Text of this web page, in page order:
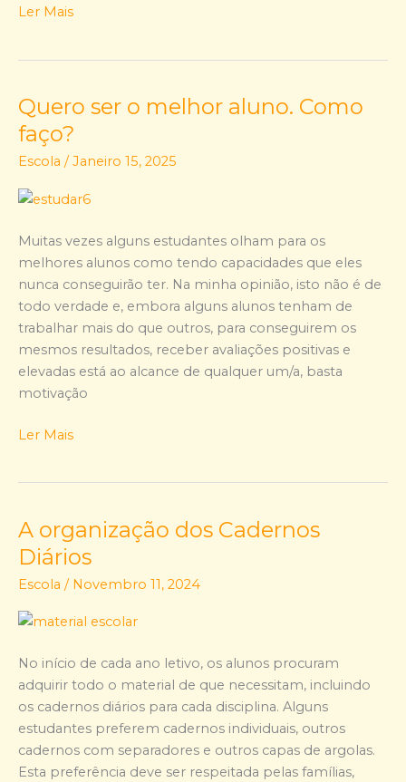
Ler Mais
Quero ser o melhor aluno. Como
faço?
Escola /Janeiro 15, 2025
Muitas vezes alguns estudantes olham para os
melhores alunos como tendo capacidades que eles
nunca conseguirão ter. Na minha opinião, isto não é de
todo verdade e, embora alguns alunos tenham de
trabalhar mais do que outros, para conseguirem os
mesmos resultados, receber avaliações positivas e
elevadas está ao alcance de qualquer um/a, basta
motivação
Quero
ser
melhor
aluno.
faço?
Ler Mais
A organização dos Cadernos
Diários
Escola / Novembro 11, 2024
No início de cada ano letivo, os alunos procuram
adquirir todo o material de que necessitam, incluindo
os cadernos diários para cada disciplina. Alguns
estudantes preferem cadernos individuais, outros
cadernos com separadores e outros capas de argolas.
Esta preferência deve ser respeitada pelas famílias,
A
organização
dos
Cadernos
Diários